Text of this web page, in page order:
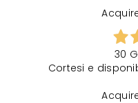
30
Cortesi e